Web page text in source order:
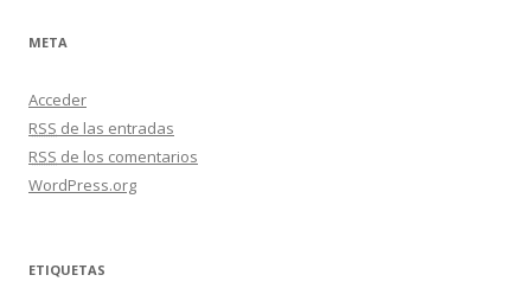
META
Acceder
RSS de las entradas
RSS de los comentarios
WordPress.org
ETIQUETAS